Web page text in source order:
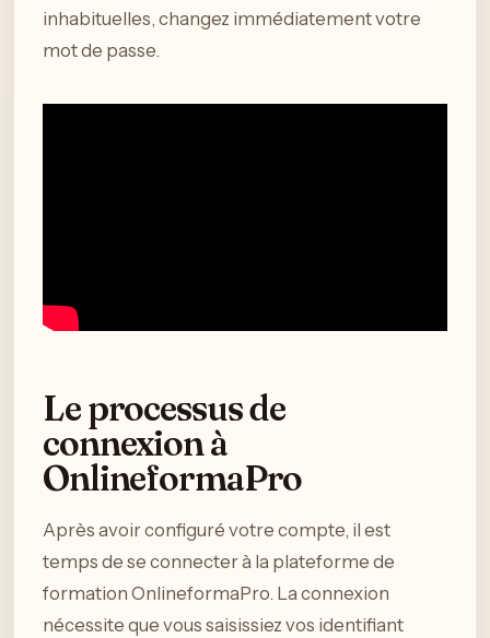
inhabituelles, changez immédiatement votre
mot de passe.
Le processus de
connexion à
OnlineformaPro
Après avoir configuré votre compte, il est
temps de se connecter à la plateforme de
formation OnlineformaPro. La connexion
nécessite que vous saisissiez vos identifiant